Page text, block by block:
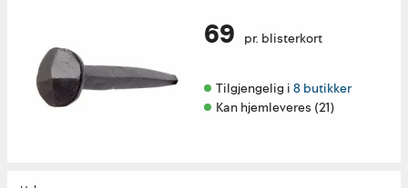
69 pr. blisterkort
Tilgjengelig i 8 butikker
Kan hjemleveres (21)